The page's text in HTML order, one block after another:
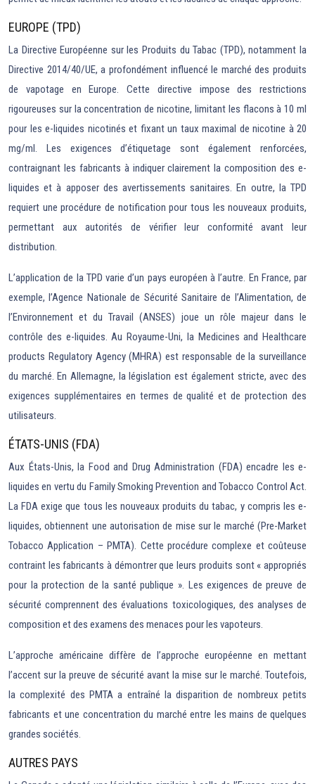
EUROPE (TPD)
La Directive Européenne sur les Produits du Tabac (TPD), notamment la
Directive 2014/40/UE, a profondément influencé le marché des produits
de vapotage en Europe. Cette directive impose des restrictions
rigoureuses sur la concentration de nicotine, limitant les flacons à 10 ml
pour les e-liquides nicotinés et fixant un taux maximal de nicotine à 20
mg/ml. Les exigences d’étiquetage sont également renforcées,
contraignant les fabricants à indiquer clairement la composition des e-
liquides et à apposer des avertissements sanitaires. En outre, la TPD
requiert une procédure de notification pour tous les nouveaux produits,
permettant aux autorités de vérifier leur conformité avant leur
distribution.
L’application de la TPD varie d’un pays européen à l’autre. En France, par
exemple, l’Agence Nationale de Sécurité Sanitaire de l’Alimentation, de
l’Environnement et du Travail (ANSES) joue un rôle majeur dans le
contrôle des e-liquides. Au Royaume-Uni, la Medicines and Healthcare
products Regulatory Agency (MHRA) est responsable de la surveillance
du marché. En Allemagne, la législation est également stricte, avec des
exigences supplémentaires en termes de qualité et de protection des
utilisateurs.
ÉTATS-UNIS (FDA)
Aux États-Unis, la Food and Drug Administration (FDA) encadre les e-
liquides en vertu du Family Smoking Prevention and Tobacco Control Act.
La FDA exige que tous les nouveaux produits du tabac, y compris les e-
liquides, obtiennent une autorisation de mise sur le marché (Pre-Market
Tobacco Application – PMTA). Cette procédure complexe et coûteuse
contraint les fabricants à démontrer que leurs produits sont « appropriés
pour la protection de la santé publique ». Les exigences de preuve de
sécurité comprennent des évaluations toxicologiques, des analyses de
composition et des examens des menaces pour les vapoteurs.
L’approche américaine diffère de l’approche européenne en mettant
l’accent sur la preuve de sécurité avant la mise sur le marché. Toutefois,
la complexité des PMTA a entraîné la disparition de nombreux petits
fabricants et une concentration du marché entre les mains de quelques
grandes sociétés.
AUTRES PAYS